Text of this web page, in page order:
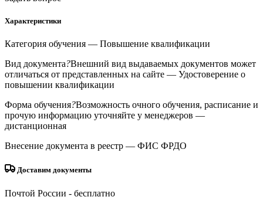
Характеристики
Категория обучения — Повышение квалификации
Вид документа?Внешний вид выдаваемых документов может
отличаться от представленных на сайте — Удостоверение о
повышении квалификации
Форма обучения?Возможность очного обучения, расписание и
прочую информацию уточняйте у менеджеров —
дистанционная
Внесение документа в реестр — ФИС ФРДО
Доставим документы
Почтой России - бесплатно